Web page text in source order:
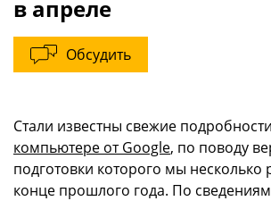
в апреле
Обсудить
Стали известны свежие
компьютере от Google, по поводу
подготовки которого мы несколько
конце прошлого года. По сведениям